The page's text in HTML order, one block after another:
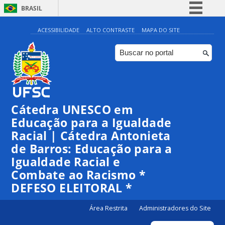
BRASIL
Simplifique!
Comunica BR
Participe
ACESSIBILIDADE ALTO CONTRASTE MAPA DO SITE
Cátedra UNESCO em
Educação para a Igualdade
Racial | Cátedra Antonieta
de Barros: Educação para a
Igualdade Racial e
Combate ao Racismo *
DEFESO ELEITORAL *
Área Restrita Administradores do Site